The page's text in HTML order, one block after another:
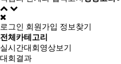
로그인 회원가입 정보찾기
전체카테고리
실시간대회영상보기
대회결과